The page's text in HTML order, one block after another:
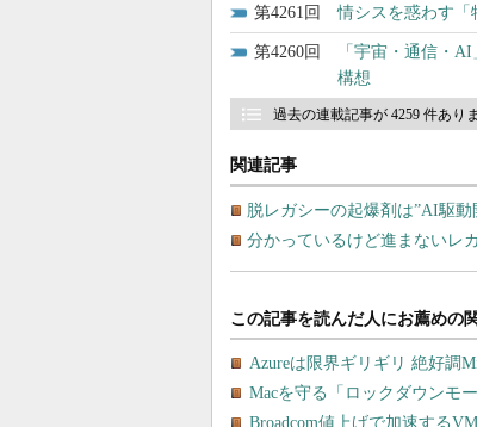
4261 情シスを惑わす
4260
「宇宙・通信・
構想
過去の連載記事が 4259 件あり
関連記事
脱レガシーの起爆剤は”AI駆
分かっているけど進まないレ